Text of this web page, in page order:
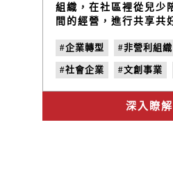
組織，在社區裡從兒少
間的經營，進行共享共
現，現有的組織型態不
幫助我們實踐理想，於
業轉型，形塑社會企業
#企業轉型 #非營利組織
#社會企業 #文創事業
#良食店鋪 #城鄉發展
深入瞭解